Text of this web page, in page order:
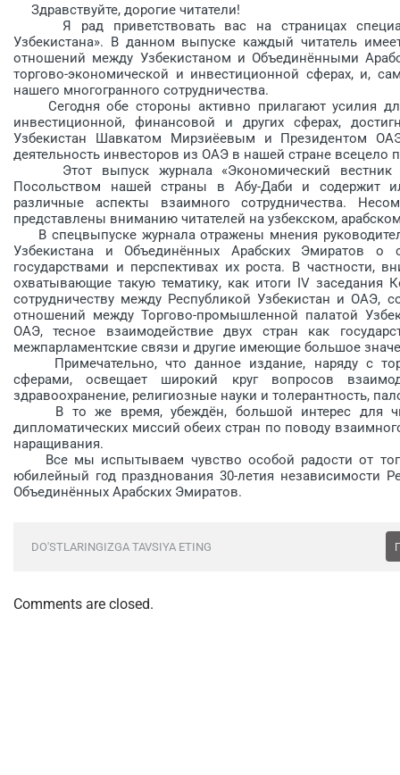
Здравствуйте, дорогие читатели!
Я рад приветствовать вас на страницах
Узбекистана». В данном выпуске каждый читатель
отношений между Узбекистаном и Объединёнными
торгово-экономической и инвестиционной сферах, и,
нашего многогранного сотрудничества.
Сегодня обе стороны активно прилагают усилия
инвестиционной, финансовой и других сферах,
Узбекистан Шавкатом Мирзиёевым и Президентом
деятельность инвесторов из ОАЭ в нашей стране всецело
Этот выпуск журнала «Экономический вестник
Посольством нашей страны в Абу-Даби и содержит
различные аспекты взаимного сотрудничества.
представлены вниманию читателей на узбекском,
В спецвыпуске журнала отражены мнения
Узбекистана и Объединённых Арабских Эмиратов
государствами и перспективах их роста. В частности,
охватывающие такую тематику, как итоги IV заседания
сотрудничеству между Республикой Узбекистан и ОАЭ,
отношений между Торгово-промышленной палатой
ОАЭ, тесное взаимодействие двух стран как
межпарламентские связи и другие имеющие большое
Примечательно, что данное издание, наряду с
сферами, освещает широкий круг вопросов
здравоохранение, религиозные науки и толерантность,
В то же время, убеждён, большой интерес для
дипломатических миссий обеих стран по поводу
наращивания.
Все мы испытываем чувство особой радости от
юбилейный год празднования 30-летия независимости
Объединённых Арабских Эмиратов.
DO'STLARINGIZGA TAVSIYA ETING
Comments are closed.